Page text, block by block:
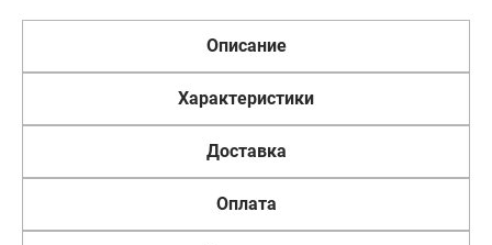
Описание
Характеристики
Доставка
Оплата